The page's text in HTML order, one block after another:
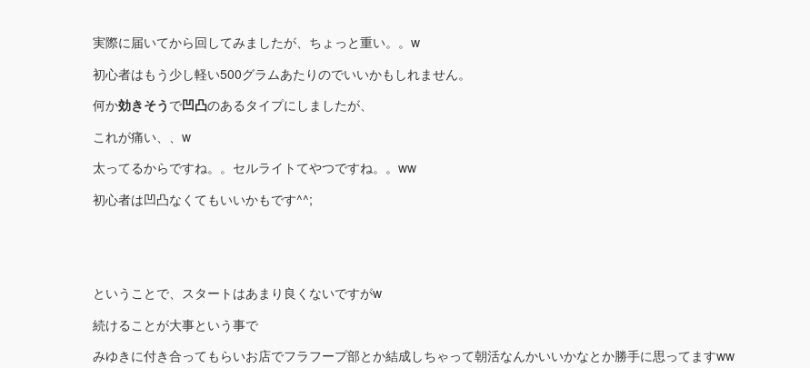
実際に届いてから回してみましたが、ちょっと重い。。w
初心者はもう少し軽い500グラムあたりのでいいかもしれません。
何か効きそう で凹凸のあるタイプにしましたが、
これが痛い、、w
太ってるからですね。。セルライトてやつですね。。ww
初心者は凹凸なくてもいいかもです^^;
ということで、スタートはあまり良くないですがw
続けることが大事という事で
みゆきに付き合ってもらいお店でフラフープ部とか結成しちゃって朝活なんかいいかなとか勝手に思ってますww